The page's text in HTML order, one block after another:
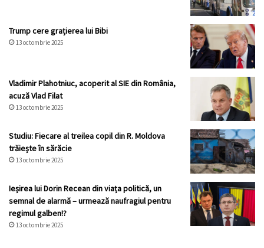
Trump cere grațierea lui Bibi
13 octombrie 2025
Vladimir Plahotniuc, acoperit al SIE din România,
acuză Vlad Filat
13 octombrie 2025
Studiu: Fiecare al treilea copil din R. Moldova
trăiește în sărăcie
13 octombrie 2025
Ieșirea lui Dorin Recean din viața politică, un
semnal de alarmă – urmează naufragiul pentru
regimul galben!?
13 octombrie 2025